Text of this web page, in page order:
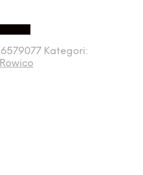
Kategori:
Rowico